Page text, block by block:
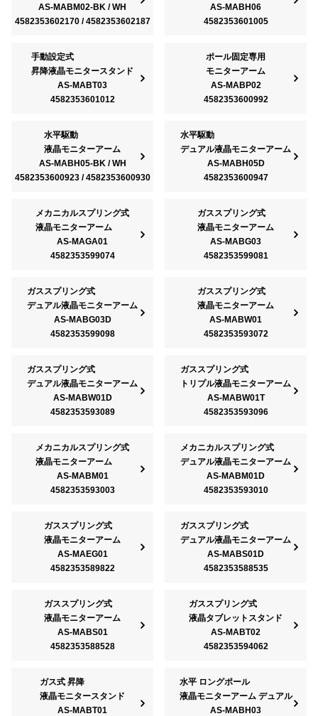
AS-MABM02-BK / WH
4582353602170 / 4582353602187
AS-MABH06
4582353601005
手動設定式
昇降液晶モニタースタンド
AS-MABT03
4582353601012
ポール固定専用
モニターアーム
AS-MABP02
4582353600992
水平駆動
液晶モニターアーム
AS-MABH05-BK / WH
4582353600923 / 4582353600930
水平駆動
デュアル液晶モニターアーム
AS-MABH05D
4582353600947
メカニカルスプリング式
液晶モニターアーム
AS-MAGA01
4582353599074
ガススプリング式
液晶モニターアーム
AS-MABG03
4582353599081
ガススプリング式
デュアル液晶モニターアーム
AS-MABG03D
4582353599098
ガススプリング式
液晶モニターアーム
AS-MABW01
4582353593072
ガススプリング式
デュアル液晶モニターアーム
AS-MABW01D
4582353593089
ガススプリング式
トリプル液晶モニターアーム
AS-MABW01T
4582353593096
メカニカルスプリング式
液晶モニターアーム
AS-MABM01
4582353593003
メカニカルスプリング式
デュアル液晶モニターアーム
AS-MABM01D
4582353593010
ガススプリング式
液晶モニターアーム
AS-MAEG01
4582353589822
ガススプリング式
デュアル液晶モニターアーム
AS-MABS01D
4582353588535
ガススプリング式
液晶モニターアーム
AS-MABS01
4582353588528
ガススプリング式
液晶タブレットスタンド
AS-MABT02
4582353594062
ガス式 昇降
液晶モニタースタンド
AS-MABT01
水平 ロングポール
液晶モニターアーム デュアル
AS-MABH03